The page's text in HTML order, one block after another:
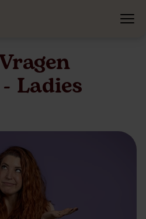
Ladies